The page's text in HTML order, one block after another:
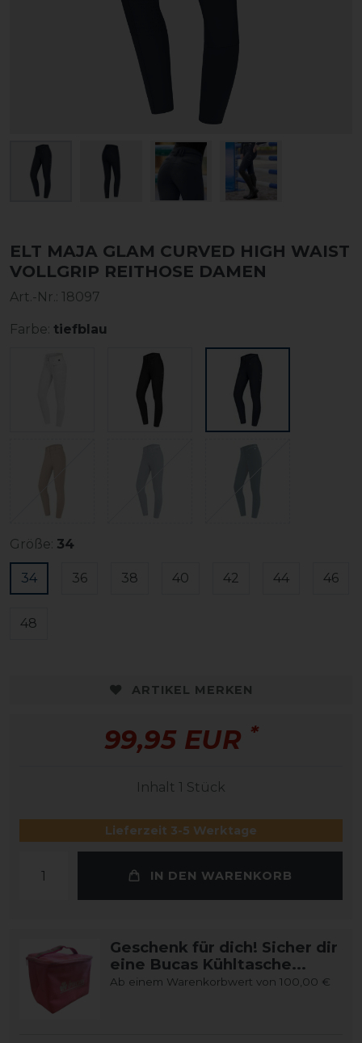
ELT MAJA GLAM CURVED HIGH WAIST
VOLLGRIP REITHOSE DAMEN
Art.-Nr.: 18097
Farbe: tiefblau
Größe: 34
34 36 38 40 42 44 46
48
ARTIKEL MERKEN
99,95 EUR *
Inhalt 1 Stück
Lieferzeit 3-5 Werktage
IN DEN WARENKORB
Geschenk für dich! Sicher dir
eine Bucas Kühltasche...
Ab einem Warenkorbwert von 100,00 €